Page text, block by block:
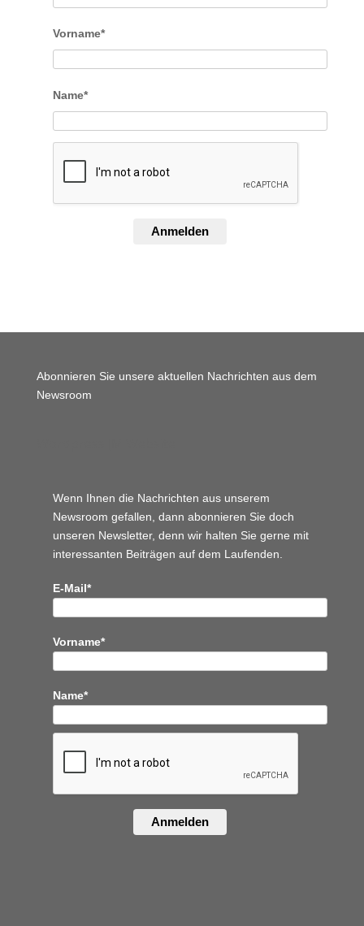
Vorname*
Name*
Anmelden
Abonnieren Sie unsere aktuellen Nachrichten aus dem
Newsroom
Wenn Ihnen die Nachrichten aus unserem
Newsroom gefallen, dann abonnieren Sie doch
unseren Newsletter, denn wir halten Sie gerne mit
interessanten Beiträgen auf dem Laufenden.
E-Mail*
Vorname*
Name*
Anmelden